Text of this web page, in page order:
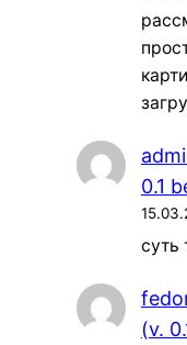
0.1
суть
(v.